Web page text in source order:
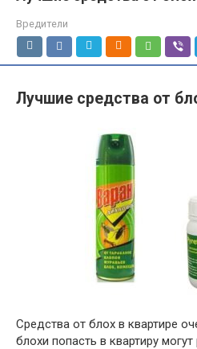
Вредители
Лучшие средства от
Средства от блох в квартире
блохи попасть в квартиру